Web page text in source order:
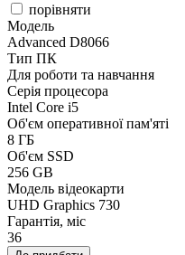
порівняти
Модель
Advanced D8066
Тип ПК
Для роботи та навчання
Серія процесора
Intel Core i5
Об'єм оперативної пам'яті
8 ГБ
Об'єм SSD
256 GB
Модель відеокарти
UHD Graphics 730
Гарантія, міс
36